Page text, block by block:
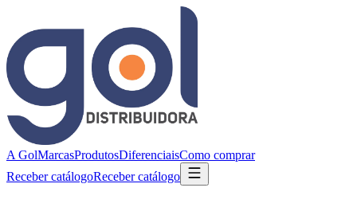
A GolMarcasProdutosDiferenciaisComo comprar
Receber catálogoReceber catálogo